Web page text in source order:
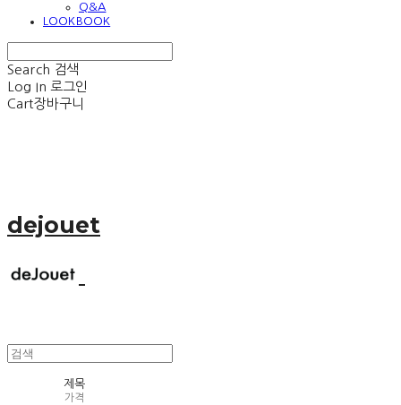
Q&A
LOOKBOOK
Search 검색
Log In 로그인
Cart장바구니
dejouet
제목
가격